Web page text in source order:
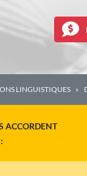
LINGUISTIQUES
ACCORDENT